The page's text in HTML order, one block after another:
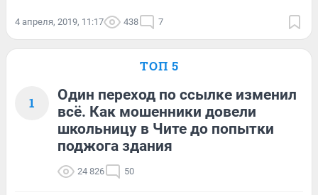
4 апреля, 2019, 11:17 438 7
ТОП 5
1
Один переход по ссылке изменил
всё. Как мошенники довели
школьницу в Чите до попытки
поджога здания
24 826 50